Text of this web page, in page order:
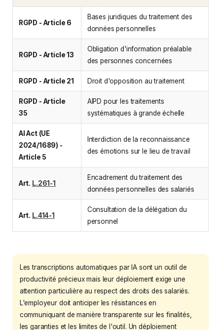
RGPD - Article 6
Bases juridiques du traitement des
données personnelles
RGPD - Article 13
Obligation d'information préalable
des personnes concernées
RGPD - Article 21 Droit d'opposition au traitement
RGPD - Article
35
AIPD pour les traitements
systématiques à grande échelle
AI Act (UE
2024/1689) -
Article 5
Interdiction de la reconnaissance
des émotions sur le lieu de travail
Art. L.261-1
Encadrement du traitement des
données personnelles des salariés
Art. L.414-1
Consultation de la délégation du
personnel
Les transcriptions automatiques par IA sont un outil de
productivité précieux mais leur déploiement exige une
attention particulière au respect des droits des salariés.
L'employeur doit anticiper les résistances en
communiquant de manière transparente sur les finalités,
les garanties et les limites de l'outil. Un déploiement